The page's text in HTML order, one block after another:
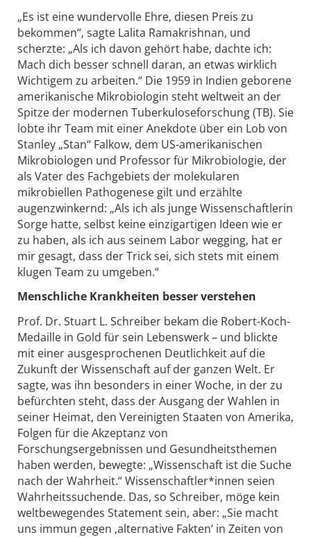
„Es ist eine wundervolle Ehre, diesen Preis zu
bekommen“, sagte Lalita Ramakrishnan, und
scherzte: „Als ich davon gehört habe, dachte ich:
Mach dich besser schnell daran, an etwas wirklich
Wichtigem zu arbeiten.“ Die 1959 in Indien geborene
amerikanische Mikrobiologin steht weltweit an der
Spitze der modernen Tuberkuloseforschung (TB). Sie
lobte ihr Team mit einer Anekdote über ein Lob von
Stanley „Stan“ Falkow, dem US-amerikanischen
Mikrobiologen und Professor für Mikrobiologie, der
als Vater des Fachgebiets der molekularen
mikrobiellen Pathogenese gilt und erzählte
augenzwinkernd: „Als ich als junge Wissenschaftlerin
Sorge hatte, selbst keine einzigartigen Ideen wie er
zu haben, als ich aus seinem Labor wegging, hat er
mir gesagt, dass der Trick sei, sich stets mit einem
klugen Team zu umgeben.“
Menschliche Krankheiten besser verstehen
Prof. Dr. Stuart L. Schreiber bekam die Robert-Koch-
Medaille in Gold für sein Lebenswerk – und blickte
mit einer ausgesprochenen Deutlichkeit auf die
Zukunft der Wissenschaft auf der ganzen Welt. Er
sagte, was ihn besonders in einer Woche, in der zu
befürchten steht, dass der Ausgang der Wahlen in
seiner Heimat, den Vereinigten Staaten von Amerika,
Folgen für die Akzeptanz von
Forschungsergebnissen und Gesundheitsthemen
haben werden, bewegte: „Wissenschaft ist die Suche
nach der Wahrheit.“ Wissenschaftler*innen seien
Wahrheitssuchende. Das, so Schreiber, möge kein
weltbewegendes Statement sein, aber: „Sie macht
uns immun gegen ‚alternative Fakten‘ in Zeiten von